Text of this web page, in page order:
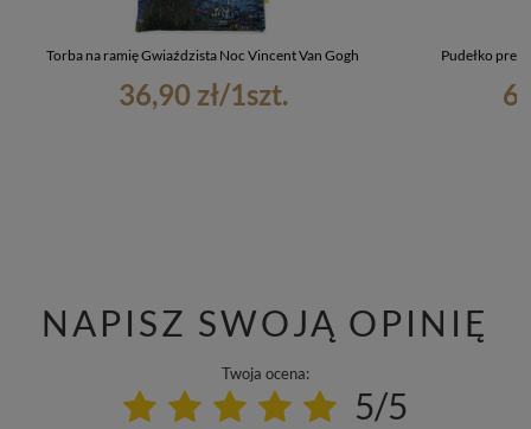
Torba na ramię Gwiaździsta Noc Vincent Van Gogh
36,90 zł/1szt.
Pudełko
NAPISZ SWOJĄ OPINIĘ
Twoja ocena:
5/5